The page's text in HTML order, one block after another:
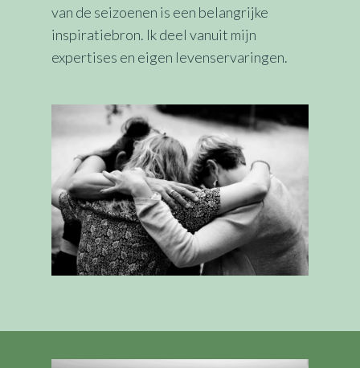
van de seizoenen is een belangrijke
inspiratiebron. Ik deel vanuit mijn
expertises en eigen levenservaringen.